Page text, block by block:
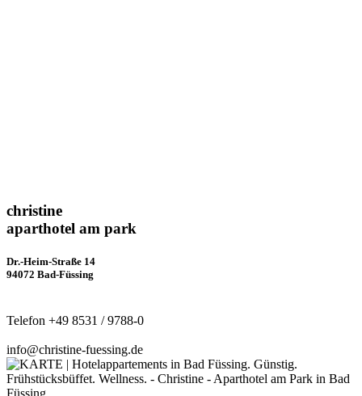
christine
aparthotel am park
Dr.-Heim-Straße 14
94072 Bad-Füssing
Telefon +49 8531 / 9788-0
info@christine-fuessing.de